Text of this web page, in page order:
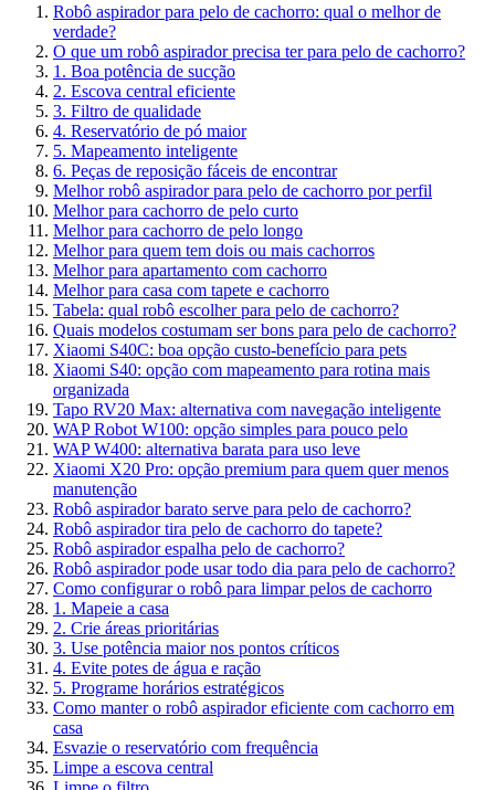
Robô aspirador para pelo de cachorro: qual o melhor de
verdade?
O que um robô aspirador precisa ter para pelo de cachorro?
1. Boa potência de sucção
2. Escova central eficiente
3. Filtro de qualidade
4. Reservatório de pó maior
5. Mapeamento inteligente
6. Peças de reposição fáceis de encontrar
Melhor robô aspirador para pelo de cachorro por perfil
Melhor para cachorro de pelo curto
Melhor para cachorro de pelo longo
Melhor para quem tem dois ou mais cachorros
Melhor para apartamento com cachorro
Melhor para casa com tapete e cachorro
Tabela: qual robô escolher para pelo de cachorro?
Quais modelos costumam ser bons para pelo de cachorro?
Xiaomi S40C: boa opção custo-benefício para pets
Xiaomi S40: opção com mapeamento para rotina mais
organizada
Tapo RV20 Max: alternativa com navegação inteligente
WAP Robot W100: opção simples para pouco pelo
WAP W400: alternativa barata para uso leve
Xiaomi X20 Pro: opção premium para quem quer menos
manutenção
Robô aspirador barato serve para pelo de cachorro?
Robô aspirador tira pelo de cachorro do tapete?
Robô aspirador espalha pelo de cachorro?
Robô aspirador pode usar todo dia para pelo de cachorro?
Como configurar o robô para limpar pelos de cachorro
1. Mapeie a casa
2. Crie áreas prioritárias
3. Use potência maior nos pontos críticos
4. Evite potes de água e ração
5. Programe horários estratégicos
Como manter o robô aspirador eficiente com cachorro em
casa
Esvazie o reservatório com frequência
Limpe a escova central